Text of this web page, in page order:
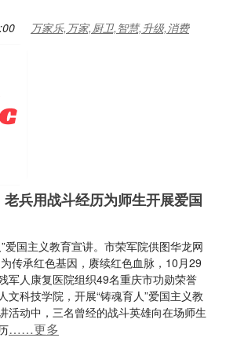
万家乐,万家,厨卫,智慧,升级,消费
兵用战斗经历为师生开展爱国
爱国主义教育宣讲。市荣军院供图华龙网
传承红色基因，赓续红色血脉，10月29
军人康复医院组织49名重庆市功勋荣誉
文科技学院，开展“铸魂育人”爱国主义教
活动中，三名曾经的战斗英雄向在场师生
……更多